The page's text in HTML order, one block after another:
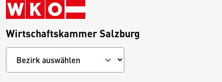
Wirtschaftskammer Salzburg